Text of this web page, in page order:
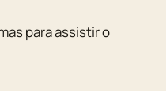
para assistir o